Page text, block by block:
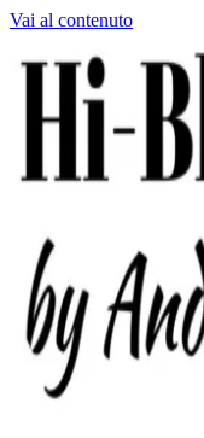
Vai al contenuto